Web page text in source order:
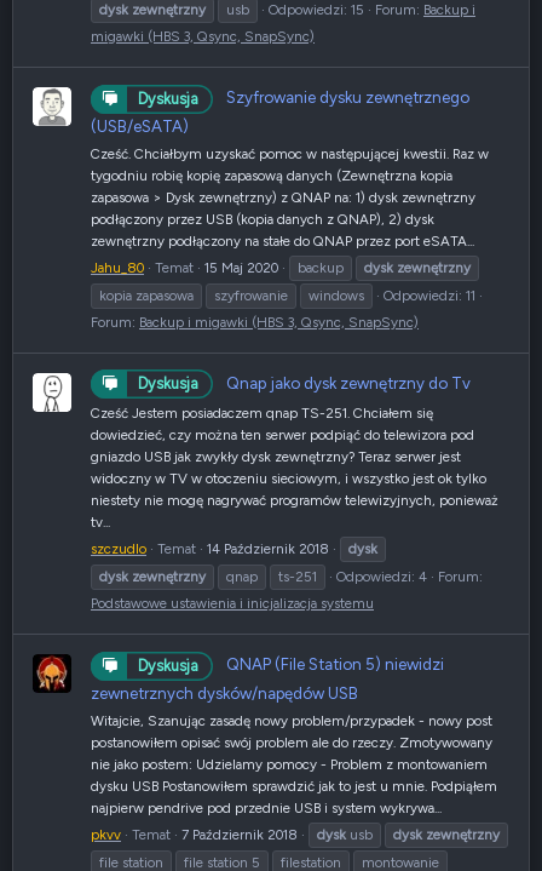
dysk zewnętrzny usb Odpowiedzi: 15 Forum: Backup i
migawki (HBS 3, Qsync, SnapSync)
Dyskusja
Szyfrowanie dysku zewnętrznego
(USB/eSATA)
Cześć. Chciałbym uzyskać pomoc w następującej kwestii. Raz w
tygodniu robię kopię zapasową danych (Zewnętrzna kopia
zapasowa > Dysk zewnętrzny) z QNAP na: 1) dysk zewnętrzny
podłączony przez USB (kopia danych z QNAP), 2) dysk
zewnętrzny podłączony na stałe do QNAP przez port eSATA...
Jahu_80
Temat 15 Maj 2020 backup dysk zewnętrzny
kopia zapasowa
szyfrowanie windows
Odpowiedzi: 11
Forum: Backup i migawki (HBS 3, Qsync, SnapSync)
Dyskusja Qnap jako dysk zewnętrzny do Tv
Cześć Jestem posiadaczem qnap TS-251. Chciałem się
dowiedzieć, czy można ten serwer podpiąć do telewizora pod
gniazdo USB jak zwykły dysk zewnętrzny? Teraz serwer jest
widoczny w TV w otoczeniu sieciowym, i wszystko jest ok tylko
niestety nie mogę nagrywać programów telewizyjnych, ponieważ
tv...
szczudlo
Temat 14 Październik 2018
dysk
dysk zewnętrzny qnap ts-251 Odpowiedzi: 4
Forum:
Podstawowe ustawienia i inicjalizacja systemu
Dyskusja
QNAP (File Station 5) niewidzi
zewnetrznych dysków/napędów USB
Witajcie, Szanując zasadę nowy problem/przypadek - nowy post
postanowiłem opisać swój problem ale do rzeczy. Zmotywowany
nie jako postem: Udzielamy pomocy - Problem z montowaniem
dysku USB Postanowiłem sprawdzić jak to jest u mnie. Podpiąłem
najpierw pendrive pod przednie USB i system wykrywa...
pkvv
Temat 7 Październik 2018 dysk usb dysk zewnętrzny
file station
file station 5 filestation
montowanie